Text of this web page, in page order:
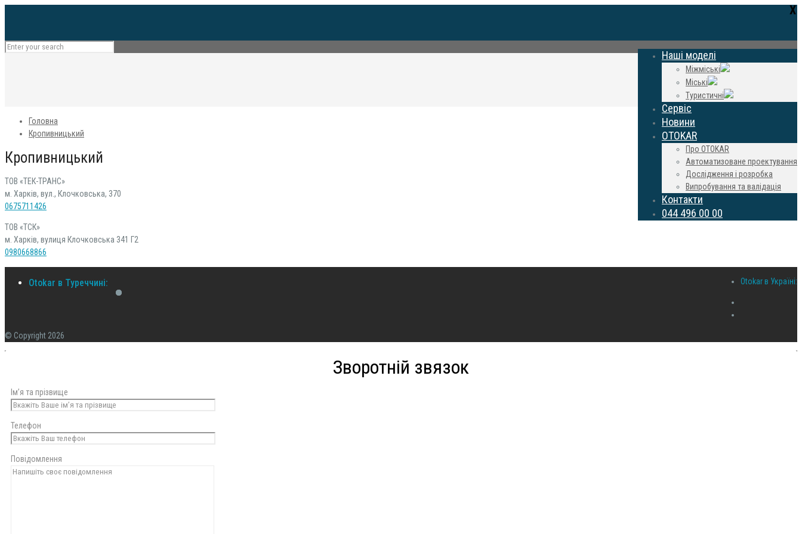
Наші моделі
Міжміські
Міські
Туристичні
Сервіс
Новини
OTOKAR
Про OTOKAR
Автоматизоване проектування
Дослідження і розробка
Випробування та валідація
Контакти
044 496 00 00
Головна
Кропивницький
Кропивницький
ТОВ «ТЕК-ТРАНС»
м. Харків, вул., Клочковська, 370
0675711426
ТОВ «ТСК»
м. Харків, вулиця Клочковська 341 Г2
0980668866
Otokar в Туреччині: Otokar в Україні:
© Copyright 2026
Зворотній звязок
Ім’я та прізвище
Телефон
Повідомлення
Х